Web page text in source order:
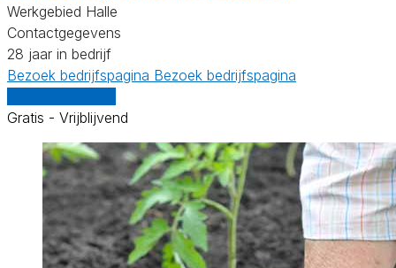
Werkgebied Halle
Contactgegevens
28 jaar in bedrijf
Bezoek bedrijfspagina Bezoek bedrijfspagina
Gratis - Vrijblijvend